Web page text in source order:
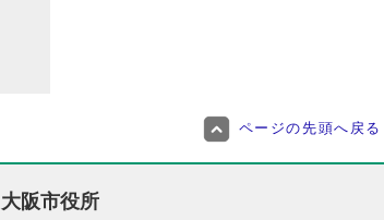
ページの先頭へ戻る
大阪市役所